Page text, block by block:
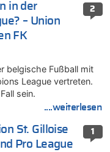
2
in der
– Union
FK
belgische Fußball mit
League vertreten.
sein.
....weiterlesen
1
St. Gilloise
Pro League